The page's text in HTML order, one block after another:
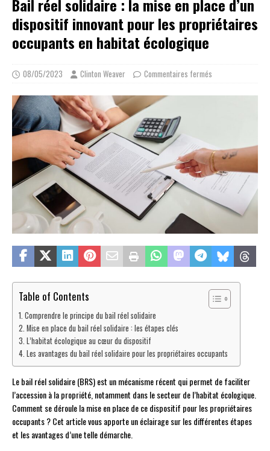
Bail réel solidaire : la mise en place d’un
dispositif innovant pour les propriétaires
occupants en habitat écologique
08/05/2023 Clinton Weaver Commentaires fermés
Table of Contents
Comprendre le principe du bail réel solidaire
Mise en place du bail réel solidaire : les étapes clés
L’habitat écologique au cœur du dispositif
Les avantages du bail réel solidaire pour les propriétaires occupants
Le bail réel solidaire (BRS) est un mécanisme récent qui permet de faciliter
l’accession à la propriété, notamment dans le secteur de l’habitat écologique.
Comment se déroule la mise en place de ce dispositif pour les propriétaires
occupants ? Cet article vous apporte un éclairage sur les différentes étapes
et les avantages d’une telle démarche.